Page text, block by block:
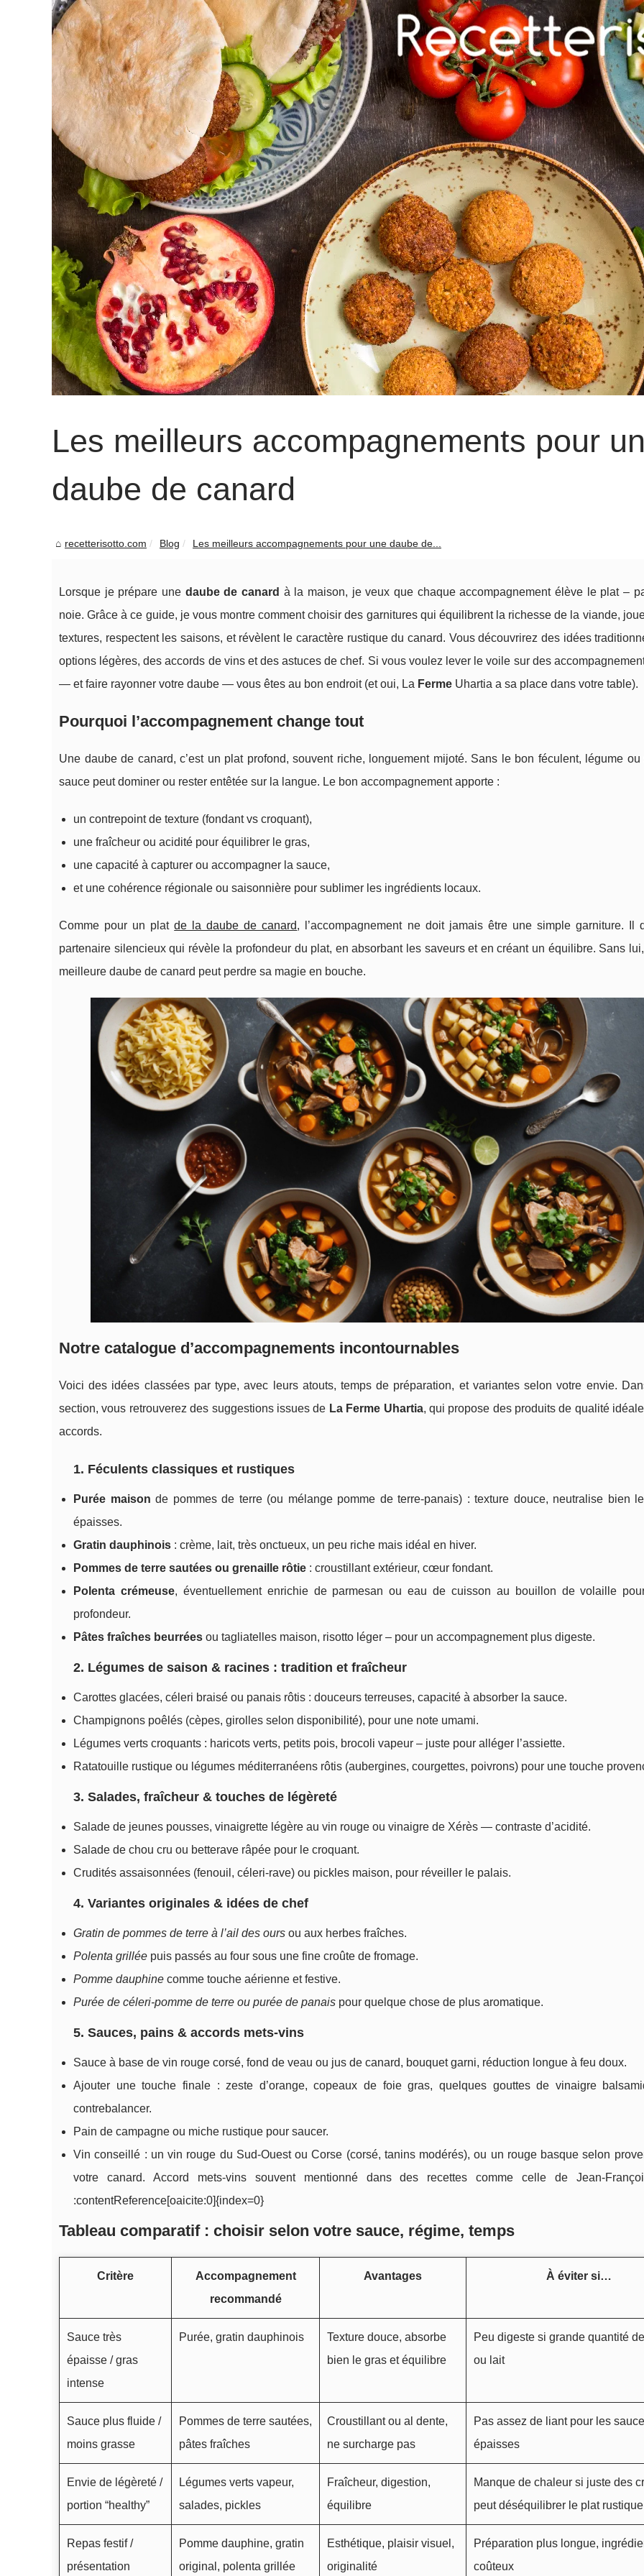
Les meilleurs accompagnements pour
daube de canard
recetterisotto.com Blog Les meilleurs accompagnements pour une daube de...
Lorsque je prépare une daube de canard à la maison, je veux que chaque accompagnement élève le plat –
noie. Grâce à ce guide, je vous montre comment choisir des garnitures qui équilibrent la richesse de la viande,
textures, respectent les saisons, et révèlent le caractère rustique du canard. Vous découvrirez des idées
options légères, des accords de vins et des astuces de chef. Si vous voulez lever le voile sur des
— et faire rayonner votre daube — vous êtes au bon endroit (et oui, La Ferme Uhartia a sa place dans votre table).
Pourquoi l’accompagnement change tout
Une daube de canard, c’est un plat profond, souvent riche, longuement mijoté. Sans le bon féculent, légume ou
sauce peut dominer ou rester entêtée sur la langue. Le bon accompagnement apporte :
un contrepoint de texture (fondant vs croquant),
une fraîcheur ou acidité pour équilibrer le gras,
une capacité à capturer ou accompagner la sauce,
et une cohérence régionale ou saisonnière pour sublimer les ingrédients locaux.
Comme pour un platde la daube de canard, l’accompagnement ne doit jamais être une simple garniture. Il
partenaire silencieux qui révèle la profondeur du plat, en absorbant les saveurs et en créant un équilibre. Sans
meilleure daube de canard peut perdre sa magie en bouche.
Notre catalogue d’accompagnements incontournables
Voici des idées classées par type, avec leurs atouts, temps de préparation, et variantes selon votre envie.
section, vous retrouverez des suggestions issues de La Ferme Uhartia, qui propose des produits de qualité
accords.
1. Féculents classiques et rustiques
Purée maison de pommes de terre (ou mélange pomme de terre-panais) : texture douce, neutralise bien
épaisses.
Gratin dauphinois : crème, lait, très onctueux, un peu riche mais idéal en hiver.
Pommes de terre sautées ou grenaille rôtie : croustillant extérieur, cœur fondant.
Polenta crémeuse, éventuellement enrichie de parmesan ou eau de cuisson au bouillon de volaille
profondeur.
Pâtes fraîches beurrées ou tagliatelles maison, risotto léger – pour un accompagnement plus digeste.
2. Légumes de saison & racines : tradition et fraîcheur
Carottes glacées, céleri braisé ou panais rôtis : douceurs terreuses, capacité à absorber la sauce.
Champignons poêlés (cèpes, girolles selon disponibilité), pour une note umami.
Légumes verts croquants : haricots verts, petits pois, brocoli vapeur – juste pour alléger l’assiette.
Ratatouille rustique ou légumes méditerranéens rôtis (aubergines, courgettes, poivrons) pour une touche
3. Salades, fraîcheur & touches de légèreté
Salade de jeunes pousses, vinaigrette légère au vin rouge ou vinaigre de Xérès — contraste d’acidité.
Salade de chou cru ou betterave râpée pour le croquant.
Crudités assaisonnées (fenouil, céleri-rave) ou pickles maison, pour réveiller le palais.
4. Variantes originales & idées de chef
Gratin de pommes de terre à l’ail des ours ou aux herbes fraîches.
Polenta grillée puis passés au four sous une fine croûte de fromage.
Pomme dauphine comme touche aérienne et festive.
Purée de céleri-pomme de terre ou purée de panais pour quelque chose de plus aromatique.
5. Sauces, pains & accords mets-vins
Sauce à base de vin rouge corsé, fond de veau ou jus de canard, bouquet garni, réduction longue à feu doux.
Ajouter une touche finale : zeste d’orange, copeaux de foie gras, quelques gouttes de vinaigre
contrebalancer.
Pain de campagne ou miche rustique pour saucer.
Vin conseillé : un vin rouge du Sud-Ouest ou Corse (corsé, tanins modérés), ou un rouge basque selon
votre canard. Accord mets-vins souvent mentionné dans des recettes comme celle de Jean-
:contentReference[oaicite:0]{index=0}
Tableau comparatif : choisir selon votre sauce, régime, temps
Critère
Accompagnement
recommandé
Avantages À éviter si…
Sauce très
épaisse / gras
intense
Purée, gratin dauphinois
Texture douce, absorbe
bien le gras et équilibre
Peu digeste si grande quantité
ou lait
Sauce plus fluide /
moins grasse
Pommes de terre sautées,
pâtes fraîches
Croustillant ou al dente,
ne surcharge pas
Pas assez de liant pour les
épaisses
Envie de légèreté /
portion “healthy”
Légumes verts vapeur,
salades, pickles
Fraîcheur, digestion,
équilibre
Manque de chaleur si juste des
peut déséquilibrer le plat rustique
Repas festif /
présentation
Pomme dauphine, gratin
original, polenta grillée
Esthétique, plaisir visuel,
originalité
Préparation plus longue,
coûteux